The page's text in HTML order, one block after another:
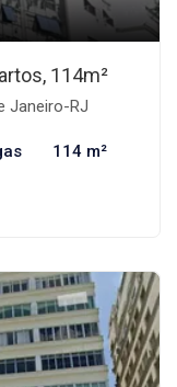
114m²
Janeiro-RJ
114 m²